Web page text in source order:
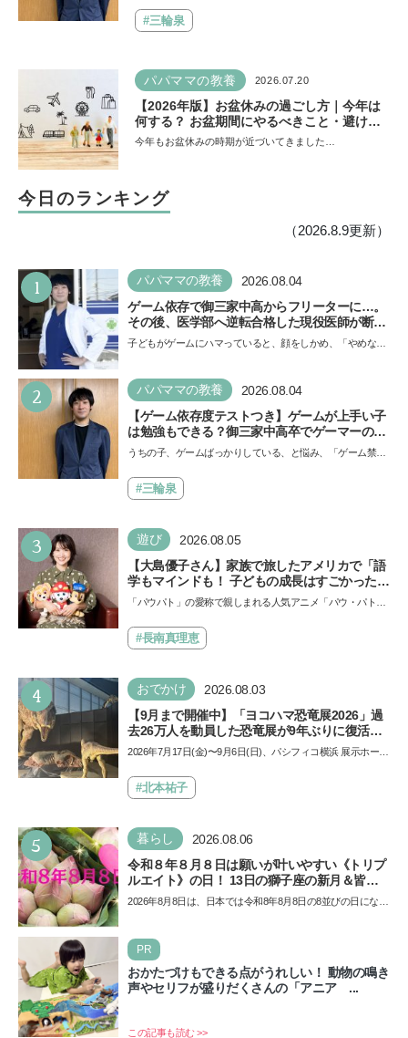
#三輪泉
パパママの教養 2026.07.20
【2026年版】お盆休みの過ごし方｜今年は
何する？ お盆期間にやるべきこと・避ける
ことは
今年もお盆休みの時期が近づいてきました…
今日のランキング
（2026.8.9更新）
1 パパママの教養 2026.08.04
ゲーム依存で御三家中高からフリーターに…。
その後、医学部へ逆転合格した現役医師が断言
「ゲームの経験が受験勉強に役立った」そう考
子どもがゲームにハマっていると、顔をしかめ、「やめなさ
い…
2 パパママの教養 2026.08.04
【ゲーム依存度テストつき】ゲームが上手い子
は勉強もできる？御三家中高卒でゲーマーの医
師・阿部智史さんが教えるゲームしながら受験
うちの子、ゲームばっかりしている、と悩み、「ゲーム禁
も…#三輪泉
3 遊び 2026.08.05
【大島優子さん】家族で旅したアメリカで「語
学もマインドも！ 子どもの成長はすごかった」
声優をつとめた映画『パウ・パトロール ザ・ダ
できると子どもに知ってほしい
「パウパト」の愛称で親しまれる人気アニメ「パウ・パトロ
ザ…#長南真理恵
4 おでかけ 2026.08.03
【9月まで開催中】「ヨコハマ恐竜展2026」過
去26万人を動員した恐竜展が9年ぶりに復活！
夏休みのおでかけで楽しむポイントを完全ガイ
2026年7月17日(金)〜9月6日(日)、パシフィコ横浜 展示ホール
催…#北本祐子
5 暮らし 2026.08.06
令和８年８月８日は願いが叶いやすい《トリプ
ルエイト》の日！ 13日の獅子座の新月＆皆既
日食の影響にも注目
2026年8月8日は、日本では令和8年8月8日の8並びの日になり
PR
おかたづけもできる点がうれしい！ 動物の鳴き
声やセリフが盛りだくさんの「アニア ...
この記事も読む >>